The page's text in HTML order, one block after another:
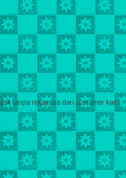
tanpa rekayasa dari customer kami.